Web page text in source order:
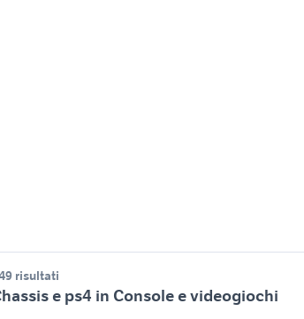
risultati
e ps4 in Console e videogiochi